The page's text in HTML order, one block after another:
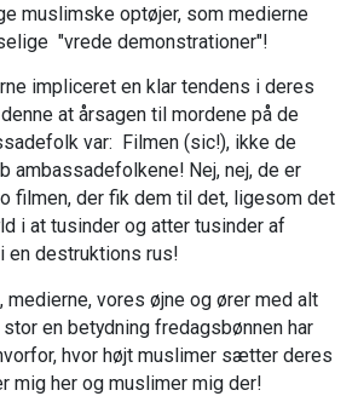
muslimske optøjer, som medierne
"vrede demonstrationer"!
impliceret en klar tendens i deres
at årsagen til mordene på de
var: Filmen (sic!), ikke de
ambassadefolkene! Nej, nej, de er
filmen, der fik dem til det, ligesom det
i at tusinder og atter tusinder af
en destruktions rus!
medierne, vores øjne og ører med alt
en betydning fredagsbønnen har
hvor højt muslimer sætter deres
mig her og muslimer mig der!